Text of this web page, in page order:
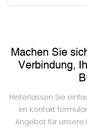
Machen Sie
Verbindung,
Hinterlassen Sie
im Kontakt
Angebot für unsere